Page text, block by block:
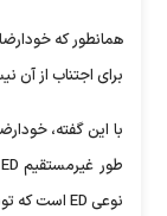
برای اجتناب از آن
با این گفته،
نوعی ED است که توسط عوامل روانی ایجاد می‌شود.